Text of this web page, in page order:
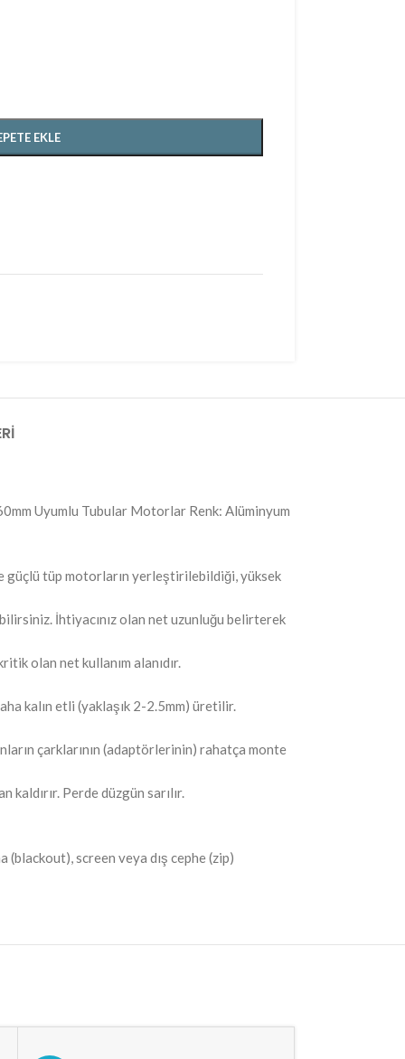
EKLE
Uyumlu Tubular Motorlar Renk: Alüminyum
güçlü tüp motorların yerleştirilebildiği, yüksek
İhtiyacınız olan net uzunluğu belirterek
olan net kullanım alanıdır.
kalın etli (yaklaşık 2-2.5mm) üretilir.
çarklarının (adaptörlerinin) rahatça monte
Perde düzgün sarılır.
screen veya dış cephe (zip)